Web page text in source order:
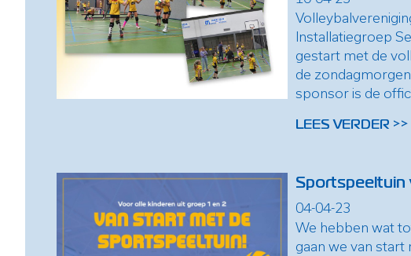
Installatiegroep
gestart met de
de
sponsor is de
LEES VERDER >>
Sportspeeltuin
04-04-23
We hebben wat
gaan we van start